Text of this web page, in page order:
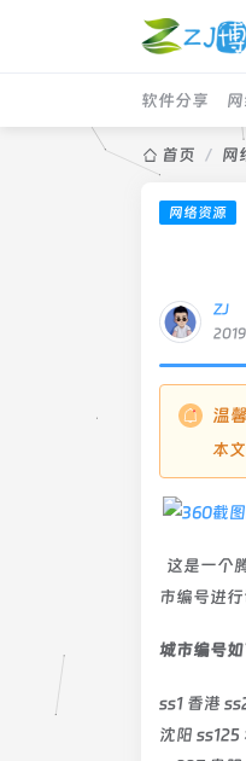
软件分享
首页 / 网
网络资源
ZJ
温
本
这是一个
市编号进行
城市编号如
ss1 香港
沈阳 ss125